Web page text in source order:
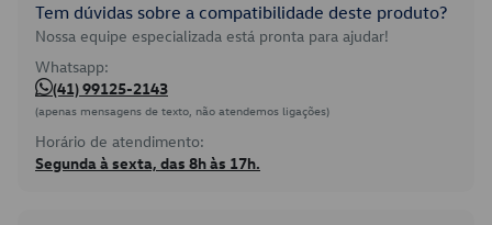
Tem dúvidas sobre a compatibilidade deste produto?
Nossa equipe especializada está pronta para ajudar!
Whatsapp:
(41) 99125-2143
(apenas mensagens de texto, não atendemos ligações)
Horário de atendimento:
Segunda à sexta, das 8h às 17h.